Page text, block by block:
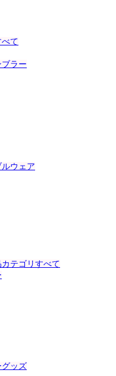
て
ラー
ウェア
テゴリすべて
グッズ